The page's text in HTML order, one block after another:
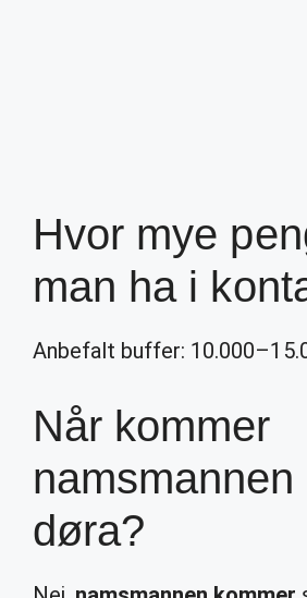
Hvor mye
man ha i
Anbefalt buffer:
Når kommer
namsmannen
døra?